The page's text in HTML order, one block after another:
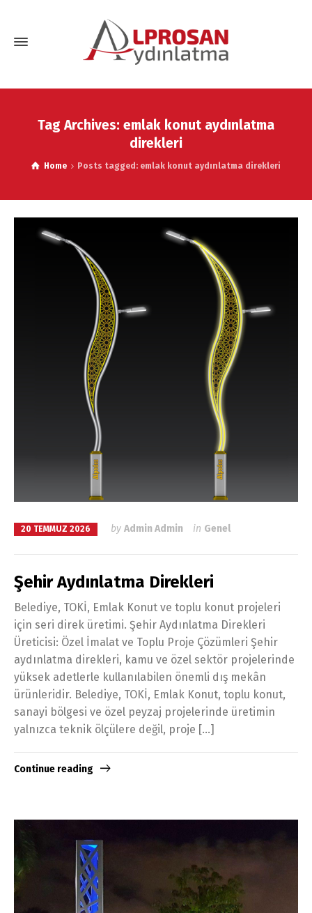
Tag Archives: emlak konut aydınlatma
direkleri
Home Posts tagged: emlak konut aydınlatma direkleri
20 TEMMUZ 2026 by Admin Admin in Genel
Şehir Aydınlatma Direkleri
Belediye, TOKİ, Emlak Konut ve toplu konut projeleri
için seri direk üretimi. Şehir Aydınlatma Direkleri
Üreticisi: Özel İmalat ve Toplu Proje Çözümleri Şehir
aydınlatma direkleri, kamu ve özel sektör projelerinde
yüksek adetlerle kullanılabilen önemli dış mekân
ürünleridir. Belediye, TOKİ, Emlak Konut, toplu konut,
sanayi bölgesi ve özel peyzaj projelerinde üretimin
yalnızca teknik ölçülere değil, proje […]
Continue reading